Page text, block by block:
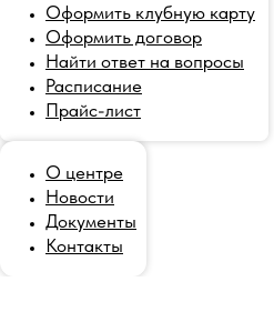
Оформить клубную карту
Оформить договор
Найти ответ на вопросы
Расписание
Прайс-лист
О центре
Новости
Документы
Контакты